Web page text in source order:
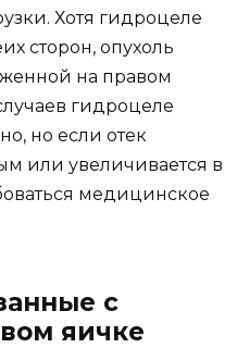
Хотя гидроцеле
сторон, опухоль
на правом
гидроцеле
но если отек
или увеличивается в
медицинское
с
яичке